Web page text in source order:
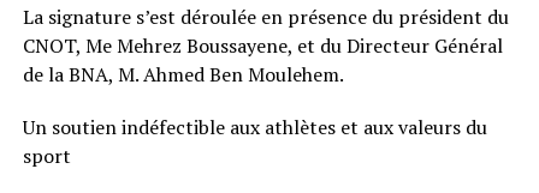
La signature s’est déroulée en présence du président du
CNOT, Me Mehrez Boussayene, et du Directeur Général
de la BNA, M. Ahmed Ben Moulehem.
Un soutien indéfectible aux athlètes et aux valeurs du
sport